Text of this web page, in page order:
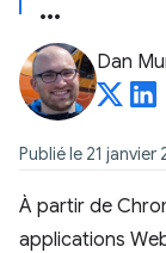
Dan
Publié le 21 janvier
À partir de
applications